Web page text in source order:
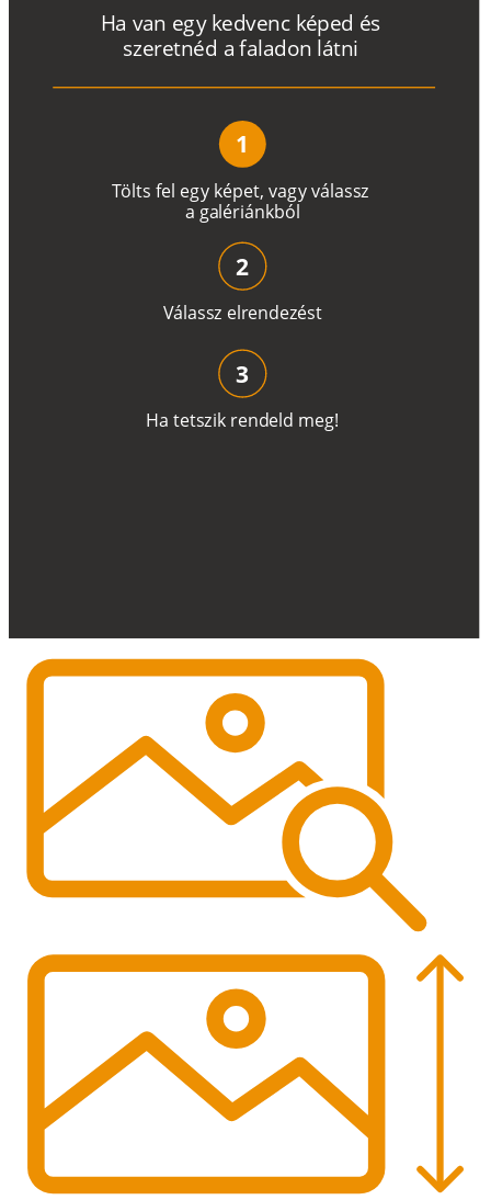
Tölts fel egy képet, vagyválassz
a galériánkból
Ha van egy kedvenc képed és
szeretnéd a faladon látni
1
Válassz elrendezést
2
Ha tetszik rendeld meg!
3